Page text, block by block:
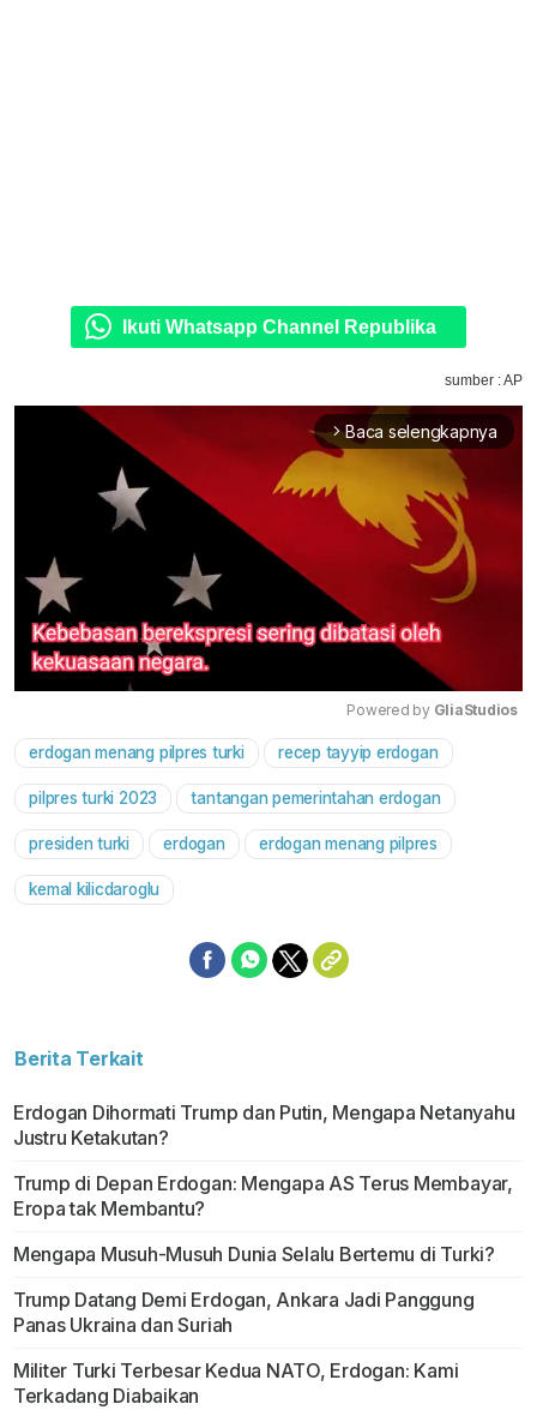
Ikuti Whatsapp Channel Republika
sumber : AP
arrow_forward_ios Baca selengkapnya
Mute
Powered by GliaStudios
erdogan menang pilpres turki recep tayyip erdogan
pilpres turki 2023 tantangan pemerintahan erdogan
presiden turki erdogan erdogan menang pilpres
kemal kilicdaroglu
Berita Terkait
Erdogan Dihormati Trump dan Putin, Mengapa Netanyahu
Justru Ketakutan?
Trump di Depan Erdogan: Mengapa AS Terus Membayar,
Eropa tak Membantu?
Mengapa Musuh-Musuh Dunia Selalu Bertemu di Turki?
Trump Datang Demi Erdogan, Ankara Jadi Panggung
Panas Ukraina dan Suriah
Militer Turki Terbesar Kedua NATO, Erdogan: Kami
Terkadang Diabaikan